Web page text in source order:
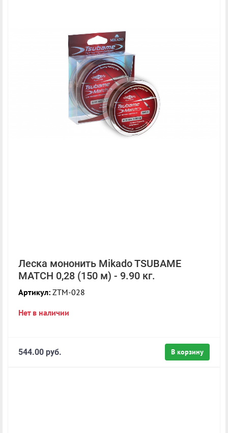
Леска мононить Mikado TSUBAME
MATCH 0,28 (150 м) - 9.90 кг.
Артикул: ZTM-028
Нет в наличии
В корзину
544.00 руб.